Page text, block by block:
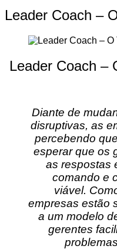
Leader Coach –
Leader Coach –
Diante de
disruptivas, as
percebendo
esperar que os
as respostas
comando e
viável.
empresas estão
a um modelo
gerentes